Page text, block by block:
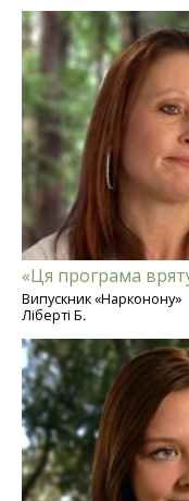
«Ця програма
Випускник «Нарконону»
Ліберті Б.